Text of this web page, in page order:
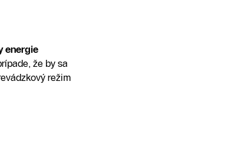
energie
že by sa
režim